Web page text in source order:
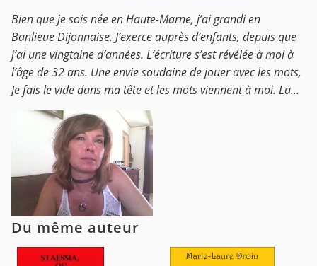
Bien que je sois née en Haute-Marne, j’ai grandi en
Banlieue Dijonnaise. J’exerce auprès d’enfants, depuis que
j’ai une vingtaine d’années. L’écriture s’est révélée à moi à
l’âge de 32 ans. Une envie soudaine de jouer avec les mots,
Je fais le vide dans ma tête et les mots viennent à moi. La...
Du même auteur